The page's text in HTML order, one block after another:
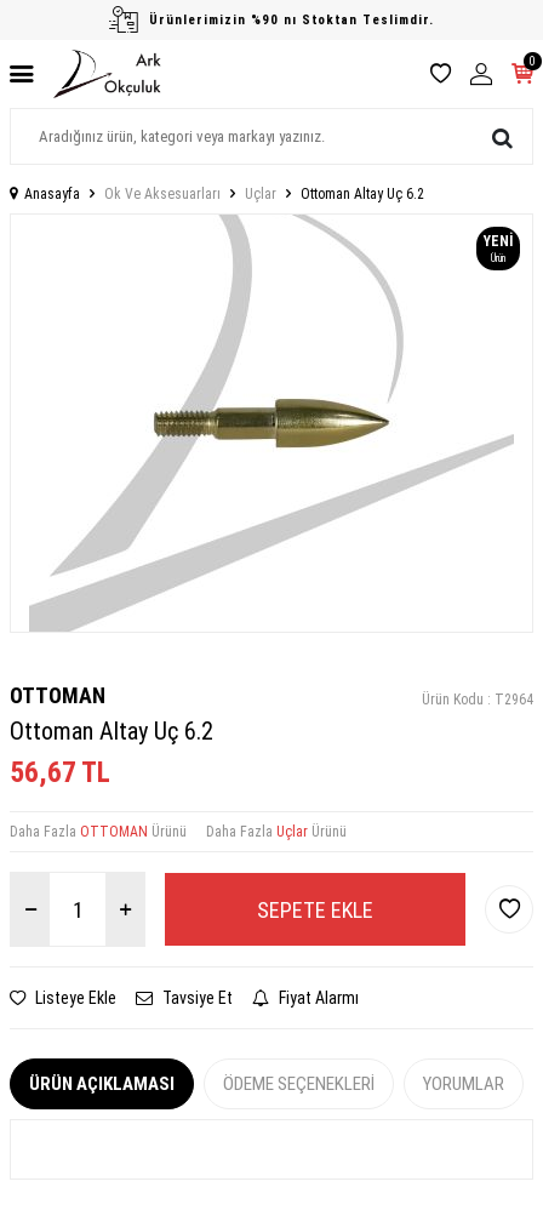
Ürünlerimizin %90 nı Stoktan Teslimdir.
0
Anasayfa Ok Ve Aksesuarları Uçlar Ottoman Altay Uç 6.2
YENI
Ürün
OTTOMAN Ürün Kodu : T2964
Ottoman Altay Uç 6.2
56,67 TL
Daha Fazla OTTOMAN Ürünü Daha Fazla Uçlar Ürünü
SEPETE EKLE
Listeye Ekle Tavsiye Et Fiyat Alarmı
ÜRÜN AÇIKLAMASI ÖDEME SEÇENEKLERI YORUMLAR